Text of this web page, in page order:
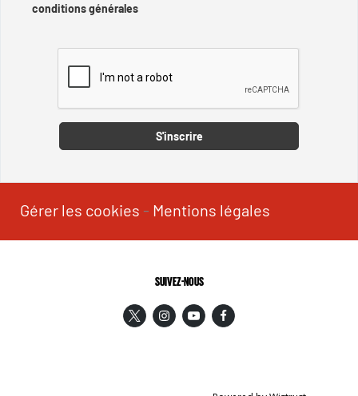
conditions générales
S'inscrire
Gérer les cookies - Mentions légales
SUIVEZ-NOUS